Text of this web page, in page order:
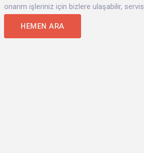
onarım işleriniz için bizlere ulaşabilir, servis
HEMEN ARA